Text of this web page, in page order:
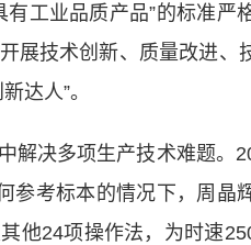
业品质产品”的标准严
展技术创新、质量改进、
达人”。
决多项生产技术难题。
参考标本的情况下，周晶
他24项操作法，为时速